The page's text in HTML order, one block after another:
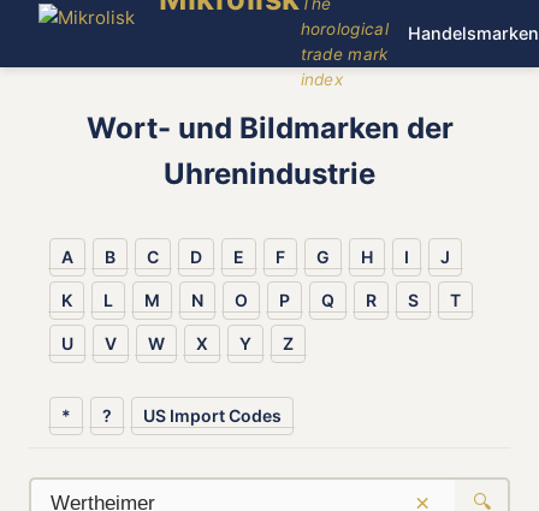
horological
trade mark
index
Handelsmarken
Wort- und Bildmarken der
Uhrenindustrie
A B C D E F G H I J
K L M N O P Q R S T
U V W X Y Z
* ? US Import Codes
× 🔍